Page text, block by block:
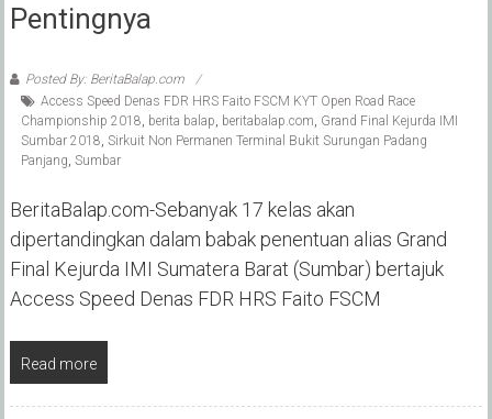
Pentingnya
Posted By: BeritaBalap.com
Access Speed Denas FDR HRS Faito FSCM KYT Open Road Race
Championship 2018, berita balap, beritabalap.com, Grand Final Kejurda IMI
Sumbar 2018, Sirkuit Non Permanen Terminal Bukit Surungan Padang
Panjang, Sumbar
BeritaBalap.com-Sebanyak 17 kelas akan
dipertandingkan dalam babak penentuan alias Grand
Final Kejurda IMI Sumatera Barat (Sumbar) bertajuk
Access Speed Denas FDR HRS Faito FSCM
Read more